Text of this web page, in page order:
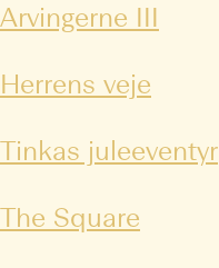
Arvingerne III
Herrens veje
Tinkas juleeventyr
The Square